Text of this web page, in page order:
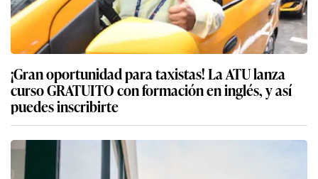
¡Gran oportunidad para taxistas! La ATU lanza
curso GRATUITO con formación en inglés, y así
puedes inscribirte